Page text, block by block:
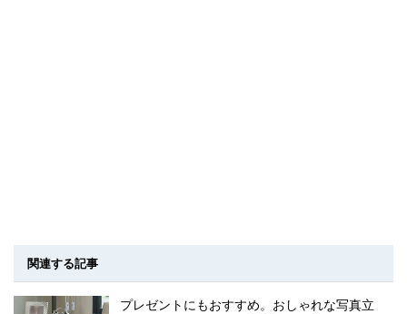
関連する記事
プレゼントにもおすすめ。おしゃれな写真立